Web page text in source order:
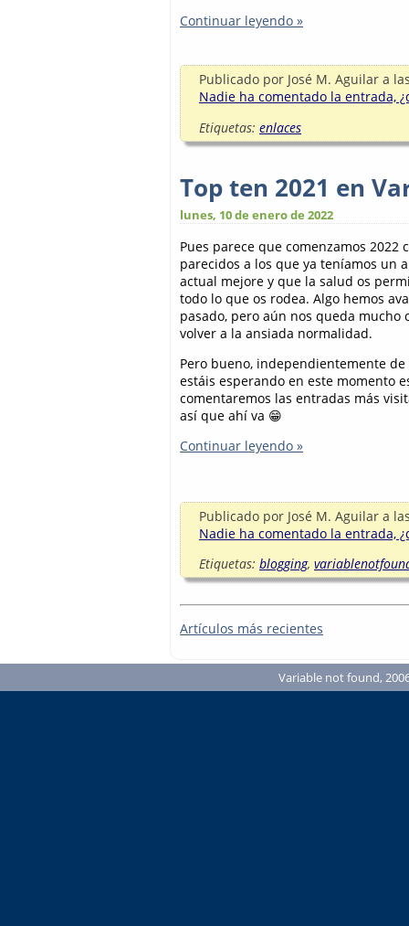
Continuar leyendo »
Publicado por José M. Aguilar a
Nadie ha comentado la entrada,
Etiquetas: enlaces
Top ten 2021 en
lunes, 10 de enero de 2022
Pues parece que comenzamos 2022
parecidos a los que ya teníamos un
actual mejore y que la salud os
todo lo que os rodea. Algo hemos
pasado, pero aún nos queda
volver a la ansiada normalidad.
Pero bueno, independientemente
estáis esperando en este momento
comentaremos las entradas más
así que ahí va 😁
Continuar leyendo »
Publicado por José M. Aguilar a
Nadie ha comentado la entrada,
Etiquetas: blogging,
Artículos más recientes
Variable not found,